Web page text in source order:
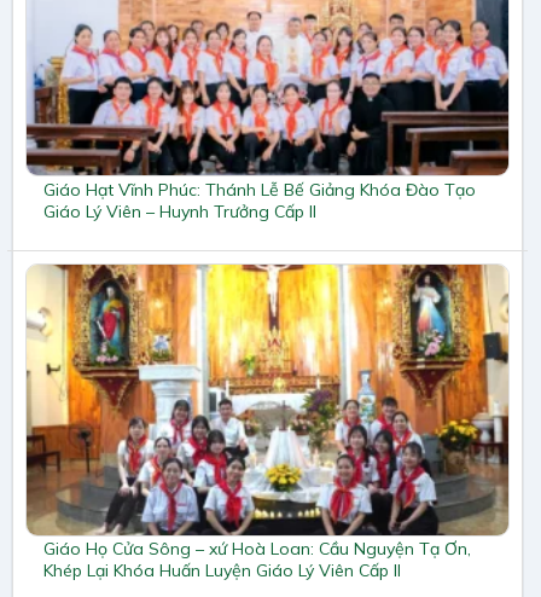
Giáo Hạt Vĩnh Phúc: Thánh Lễ Bế Giảng Khóa Đào Tạo
Giáo Lý Viên – Huynh Trưởng Cấp II
Giáo Họ Cửa Sông – xứ Hoà Loan: Cầu Nguyện Tạ Ơn,
Khép Lại Khóa Huấn Luyện Giáo Lý Viên Cấp II